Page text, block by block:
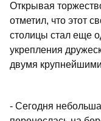
Открывая
отметил, что этот
столицы стал еще
укрепления
двумя
- Сегодня